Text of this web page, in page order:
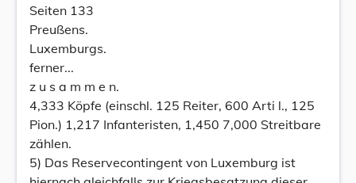
Seiten 133
Preußens.
Luxemburgs.
ferner...
z u s a m m e n.
4,333 Köpfe (einschl. 125 Reiter, 600 Arti l., 125
Pion.) 1,217 Infanteristen, 1,450 7,000 Streitbare
zählen.
5) Das Reservecontingent von Luxemburg ist